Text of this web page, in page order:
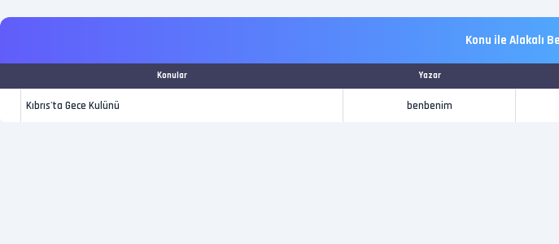
Konu ile Alakalı
Konular Yazar
Kıbrıs'ta Gece Kulünü benbenim